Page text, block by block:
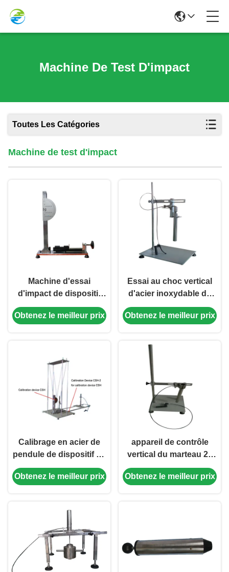
Machine De Test D'impact
Toutes Les Catégories
Machine de test d'impact
Machine d'essai
d'impact de dispositif
de calibrage pour le
marteau à ressorts
Obtenez le meilleur prix
Essai au choc vertical
d'acier inoxydable de
l'essai concernant
l'environnement 2J
Obtenez le meilleur prix
Calibrage en acier de
pendule de dispositif de
calibrage de marteau
d'impact de ressort
Obtenez le meilleur prix
appareil de contrôle
vertical du marteau 2J
dispositif d'essai au
choc de déclencheur
Obtenez le meilleur prix